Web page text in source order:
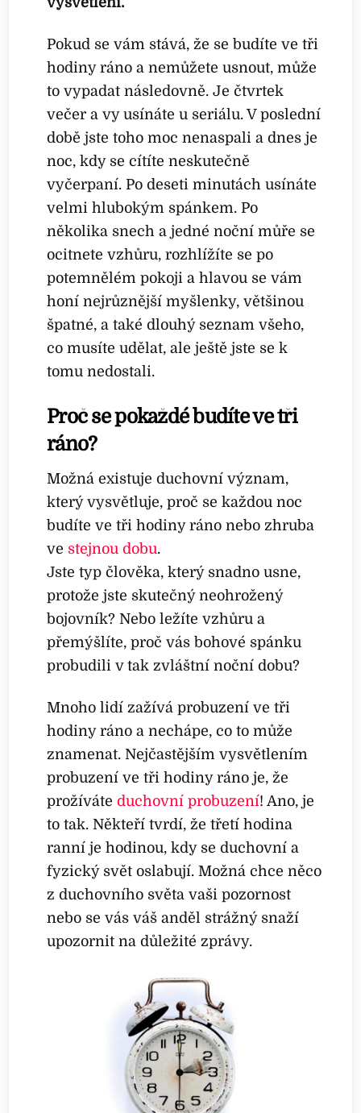
Pokud se vám stává, že se budíte ve tři
hodiny ráno a nemůžete usnout, může
to vypadat následovně. Je čtvrtek
večer a vy usínáte u seriálu. V poslední
době jste toho moc nenaspali a dnes je
noc, kdy se cítíte neskutečně
vyčerpaní. Po deseti minutách usínáte
velmi hlubokým spánkem. Po
několika snech a jedné noční můře se
ocitnete vzhůru, rozhlížíte se po
potemnělém pokoji a hlavou se vám
honí nejrůznější myšlenky, většinou
špatné, a také dlouhý seznam všeho,
co musíte udělat, ale ještě jste se k
tomu nedostali.
Proč se pokaždé budíte ve tři
ráno?
Možná existuje duchovní význam,
který vysvětluje, proč se každou noc
budíte ve tři hodiny ráno nebo zhruba
vestejnou dobu.
Jste typ člověka, který snadno usne,
protože jste skutečný neohrožený
bojovník? Nebo ležíte vzhůru a
přemýšlíte, proč vás bohové spánku
probudili v tak zvláštní noční dobu?
Mnoho lidí zažívá probuzení ve tři
hodiny ráno a nechápe, co to může
znamenat. Nejčastějším vysvětlením
probuzení ve tři hodiny ráno je, že
prožíváteduchovní probuzení! Ano, je
to tak. Někteří tvrdí, že třetí hodina
ranní je hodinou, kdy se duchovní a
fyzický svět oslabují. Možná chce něco
z duchovního světa vaši pozornost
nebo se vás váš anděl strážný snaží
upozornit na důležité zprávy.